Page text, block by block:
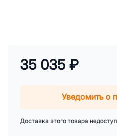
35 035 ₽
Уведомить о
Доставка этого товара